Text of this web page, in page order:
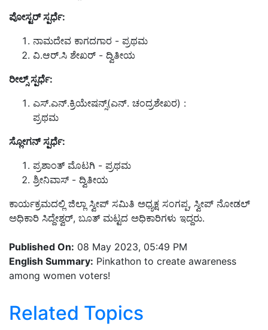
ಪೋಸ್ಟರ್ ಸ್ಪರ್ಧೆ:
ನಾಮದೇವ ಕಾಗದಗಾರ - ಪ್ರಥಮ
ವಿ.ಆರ್.ಸಿ ಶೇಖರ್ - ದ್ವಿತೀಯ
ರೀಲ್ಸ್ ಸ್ಪರ್ಧೆ:
ಎಸ್.ಎನ್.ಕ್ರಿಯೇಷನ್ಸ್(ಎನ್. ಚಂದ್ರಶೇಖರ) :
ಪ್ರಥಮ
ಸ್ಲೋಗನ್ ಸ್ಪರ್ಧೆ:
ಪ್ರಶಾಂತ್ ಮೊಟಗಿ - ಪ್ರಥಮ
ಶ್ರೀನಿವಾಸ್ - ದ್ವಿತೀಯ
ಕಾರ್ಯಕ್ರಮದಲ್ಲಿ ಜಿಲ್ಲಾ ಸ್ವೀಪ್ ಸಮಿತಿ ಅಧ್ಯಕ್ಷ ಸಂಗಪ್ಪ, ಸ್ವೀಪ್ ನೋಡಲ್
ಅಧಿಕಾರಿ ಸಿದ್ದೇಶ್ವರ್, ಬೂತ್ ಮಟ್ಟದ ಅಧಿಕಾರಿಗಳು ಇದ್ದರು.
Published On: 08 May 2023, 05:49 PM
English Summary: Pinkathon to create awareness
among women voters!
Related Topics